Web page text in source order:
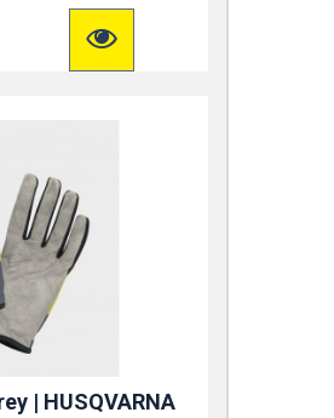
| HUSQVARNA